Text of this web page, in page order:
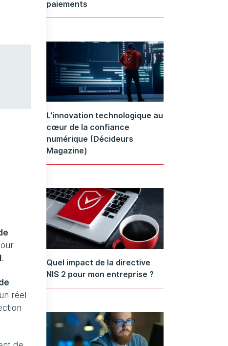
.
réel
paiements
L'innovation technologique au
cœur de la confiance
numérique (Décideurs
Magazine)
Quel impact de la directive
NIS 2 pour mon entreprise ?